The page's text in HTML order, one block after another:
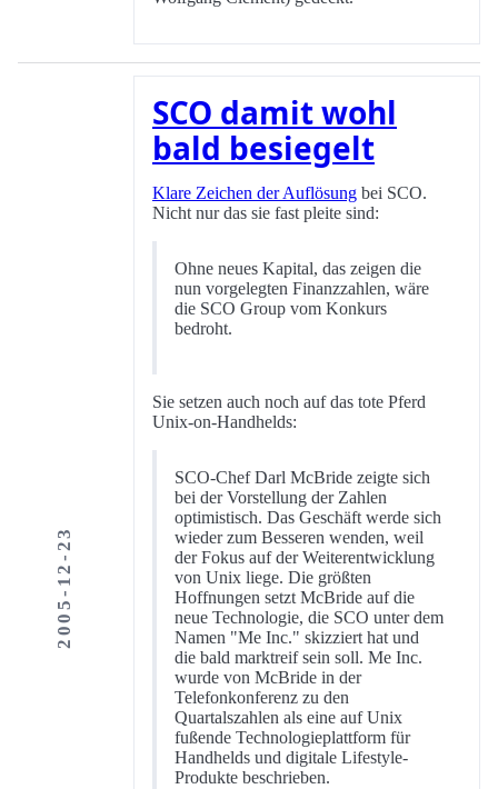
2005-12-23
SCO damit wohl
bald besiegelt
Klare Zeichen der Auflösung bei SCO.
Nicht nur das sie fast pleite sind:
Ohne neues Kapital, das zeigen die
nun vorgelegten Finanzzahlen, wäre
die SCO Group vom Konkurs
bedroht.
Sie setzen auch noch auf das tote Pferd
Unix-on-Handhelds:
SCO-Chef Darl McBride zeigte sich
bei der Vorstellung der Zahlen
optimistisch. Das Geschäft werde sich
wieder zum Besseren wenden, weil
der Fokus auf der Weiterentwicklung
von Unix liege. Die größten
Hoffnungen setzt McBride auf die
neue Technologie, die SCO unter dem
Namen "Me Inc." skizziert hat und
die bald marktreif sein soll. Me Inc.
wurde von McBride in der
Telefonkonferenz zu den
Quartalszahlen als eine auf Unix
fußende Technologieplattform für
Handhelds und digitale Lifestyle-
Produkte beschrieben.